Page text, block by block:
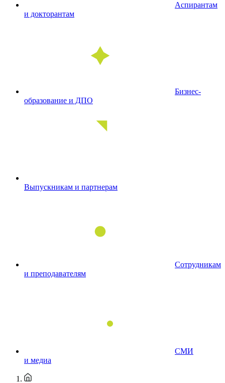
Аспирантам
и докторантам
Бизнес-
образование и ДПО
Выпускникам и партнерам
Сотрудникам
и преподавателям
СМИ
и медиа